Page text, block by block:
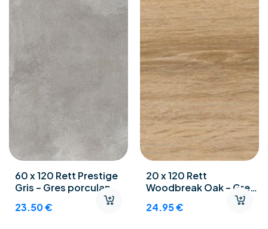
60 x 120 Rett Prestige
Gris – Gres porculan
23.50€
20 x 120 Rett
Woodbreak Oak – Gres
pločice
24.95€